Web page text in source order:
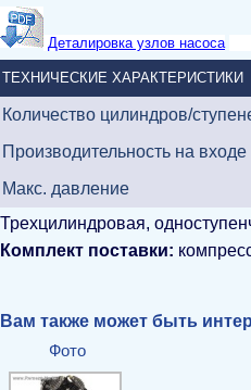
Деталировка узлов насоса
ТЕХНИЧЕСКИЕ ХАРАКТЕРИСТИКИ
Количество цилиндров/
Производительность на входе
Макс. давление
Трехцилиндровая,
Комплект поставки:
Вам также может быть
Фото